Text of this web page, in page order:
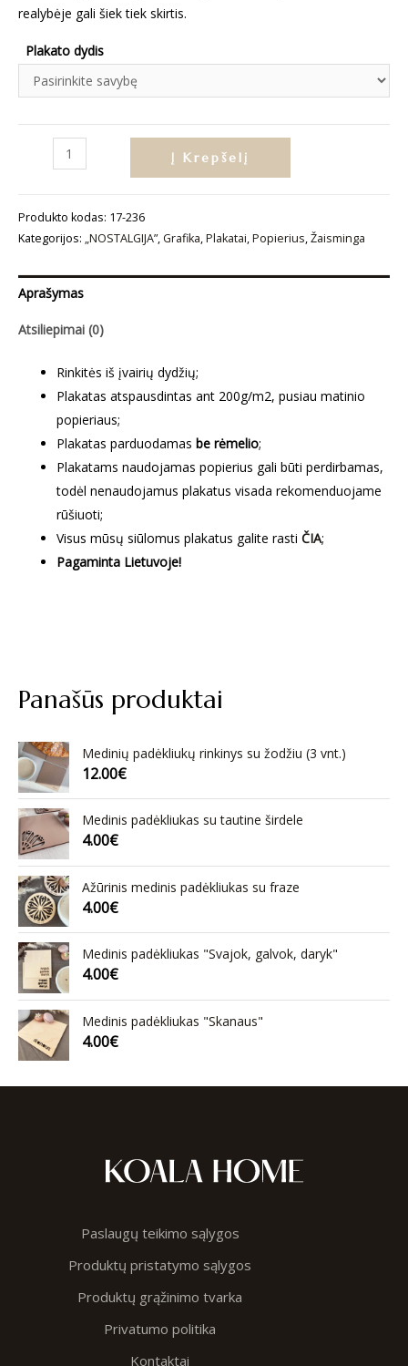
Panašūs produktai
Medinių padėkliukų rinkinys su žodžiu (3 vnt.)
12.00€
Medinis padėkliukas su tautine širdele
4.00€
Ažūrinis medinis padėkliukas su fraze
4.00€
Medinis padėkliukas "Svajok, galvok, daryk"
4.00€
Medinis padėkliukas "Skanaus"
4.00€
realybėje gali šiek tiek skirtis.
Plakato dydis
produkto
„Rožinis
veidukas“
Į Krepšelį
Produkto kodas: 17-236
Kategorijos: „NOSTALGIJA”,Grafika,Plakatai,Popierius,Žaisminga
Aprašymas
Atsiliepimai (0)
Rinkitės iš įvairių dydžių;
Plakatas atspausdintas ant 200g/m2, pusiau matinio
popieriaus;
Plakatas parduodamas be rėmelio;
Plakatams naudojamas popierius gali būti perdirbamas,
todėl nenaudojamus plakatus visada rekomenduojame
rūšiuoti;
Visus mūsų siūlomus plakatus galite rasti ČIA;
Pagaminta Lietuvoje!
Paslaugų teikimo sąlygos
Produktų pristatymo sąlygos
Produktų grąžinimo tvarka
Privatumo politika
Kontaktai